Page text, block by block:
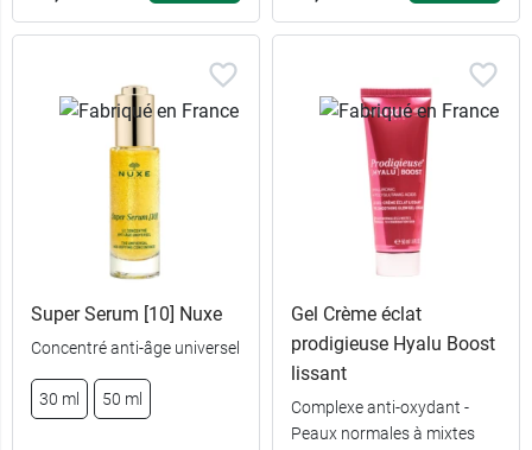
Super Serum [10] Nuxe
Concentré anti-âge universel
30 ml 50 ml
Gel Crème éclat
prodigieuse Hyalu Boost
lissant
Complexe anti-oxydant -
Peaux normales à mixtes